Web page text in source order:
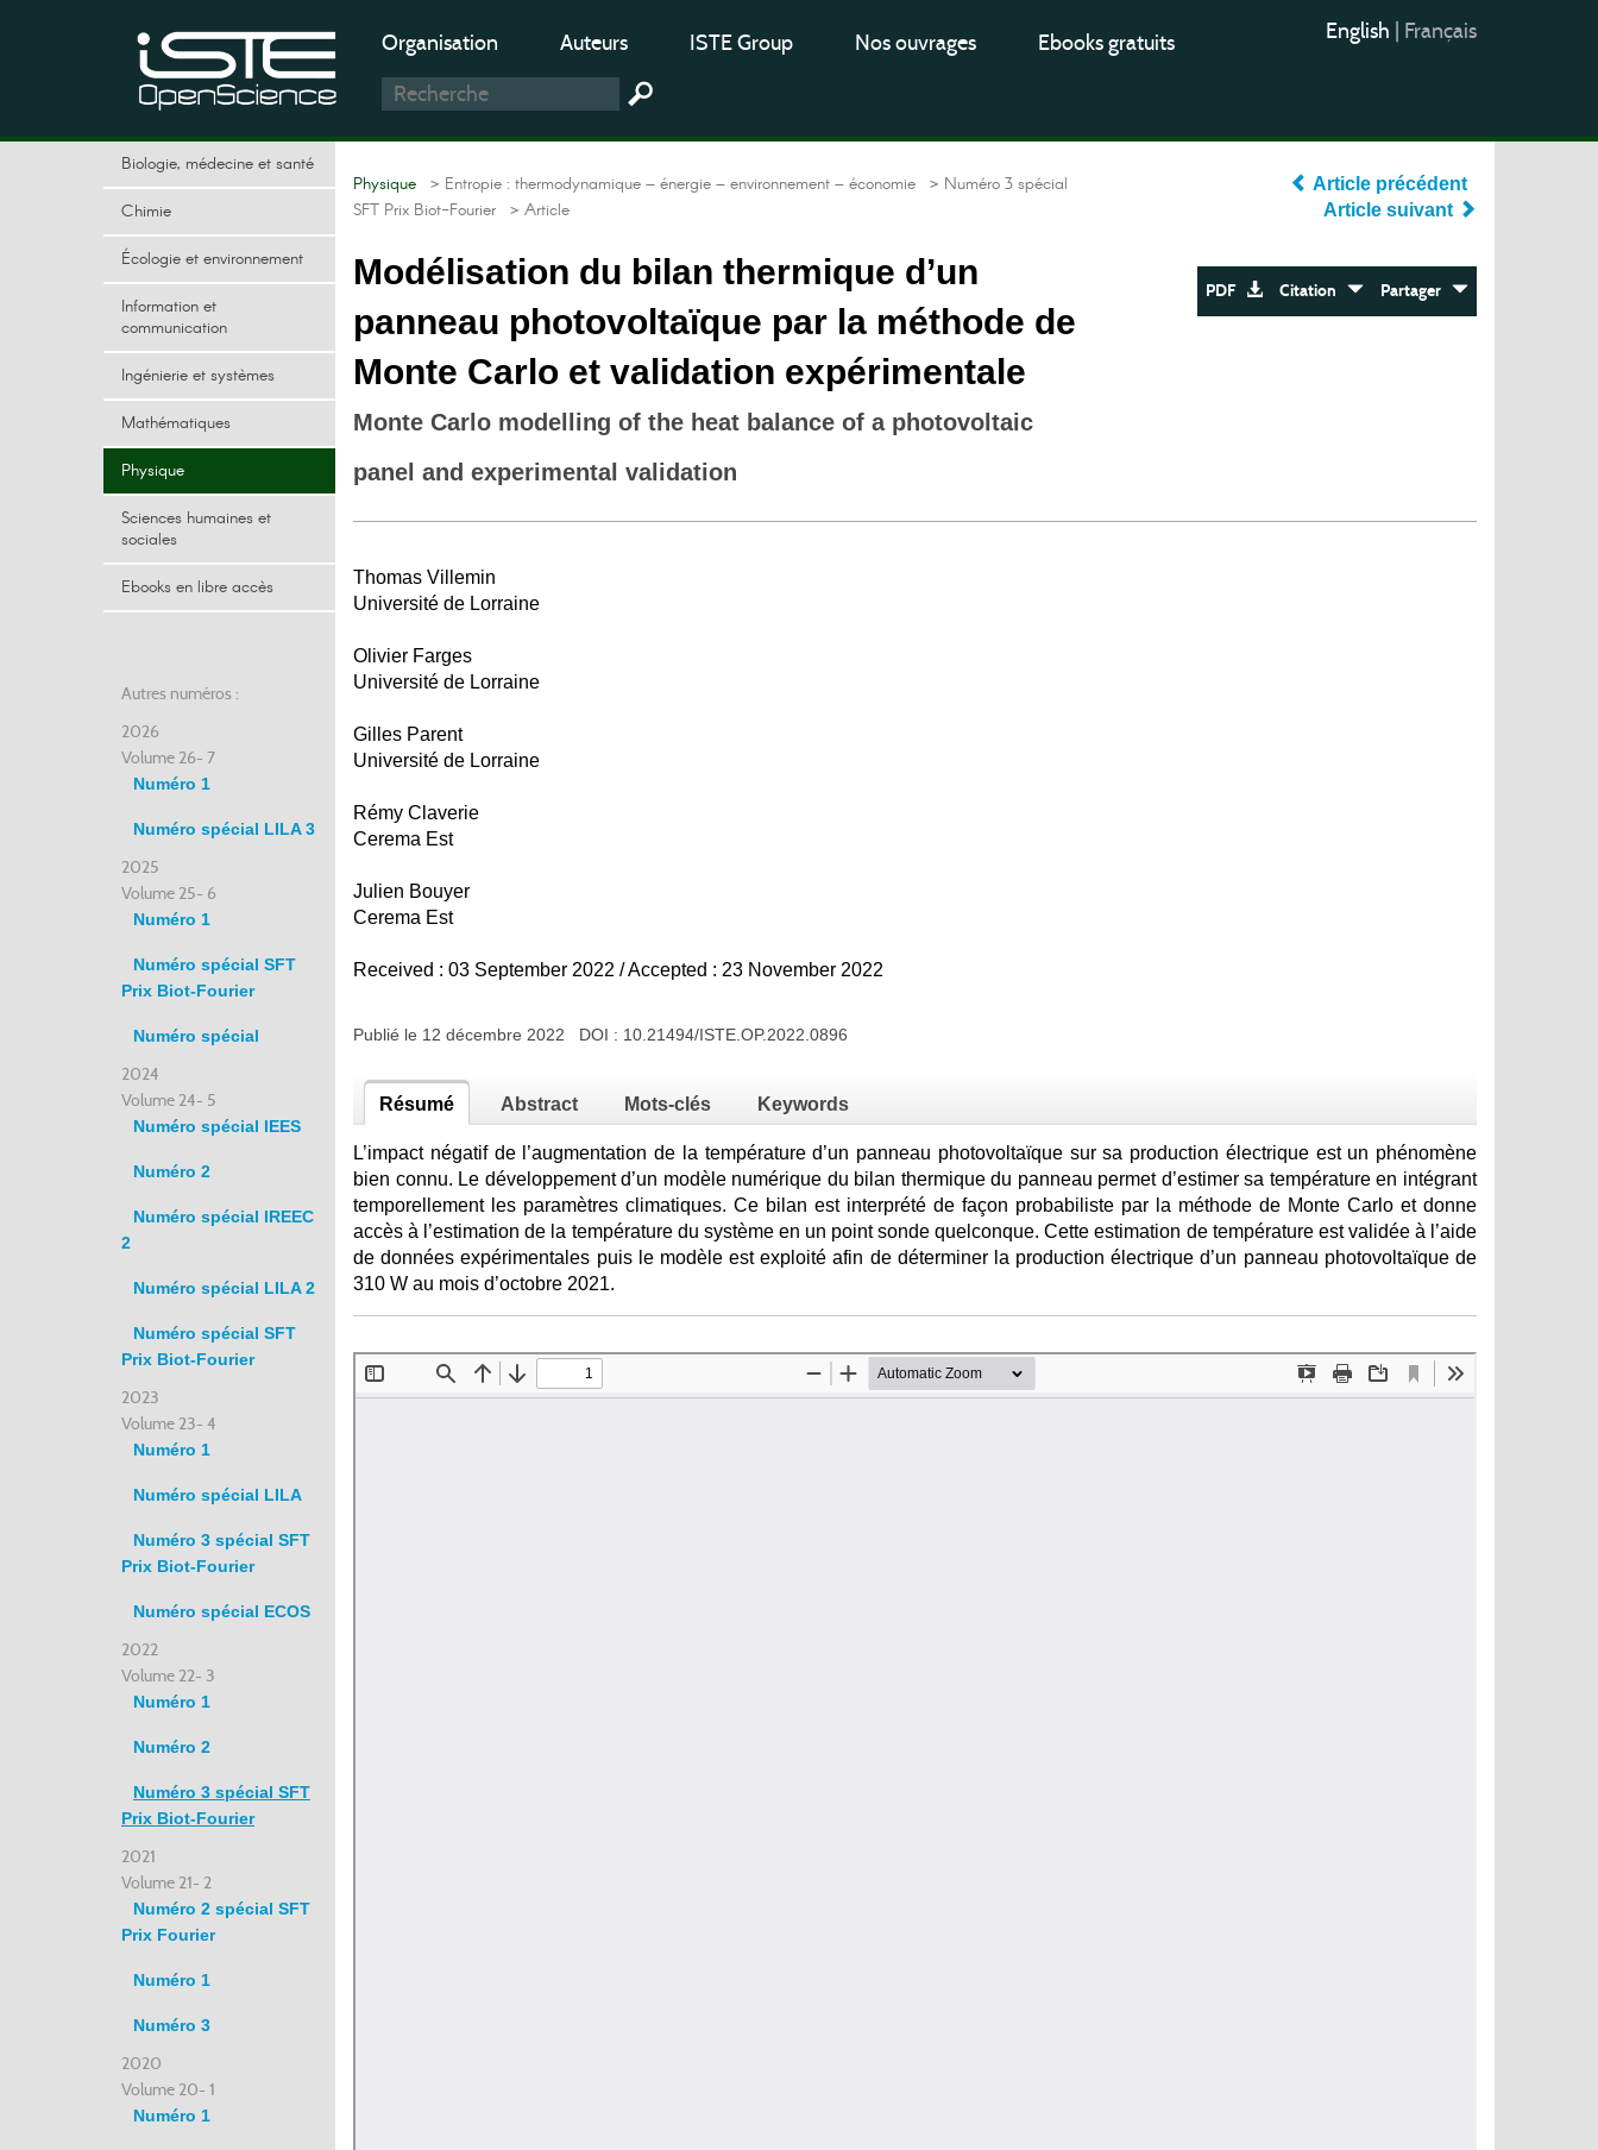
Organisation Auteurs ISTE Group Nos ouvrages Ebooks gratuits English Français
Biologie, médecine et santé
Chimie
Écologie et environnement
Information et
communication
Ingénierie et systèmes
Mathématiques
Physique
Sciences humaines et
sociales
Ebooks en libre accès
Autres numéros :
2026
Volume 26- 7
Numéro 1
Numéro spécial LILA 3
2025
Volume 25- 6
Numéro 1
Numéro spécial SFT
Prix Biot-Fourier
Numéro spécial
2024
Volume 24- 5
Numéro spécial IEES
Numéro 2
Numéro spécial IREEC
2
Numéro spécial LILA 2
Numéro spécial SFT
Prix Biot-Fourier
2023
Volume 23- 4
Numéro 1
Numéro spécial LILA
Numéro 3 spécial SFT
Prix Biot-Fourier
Numéro spécial ECOS
2022
Volume 22- 3
Numéro 1
Numéro 2
Numéro 3 spécial SFT
Prix Biot-Fourier
2021
Volume 21- 2
Numéro 2 spécial SFT
Prix Fourier
Numéro 1
Numéro 3
2020
Volume 20- 1
Numéro 1
Physique > Entropie : thermodynamique – énergie – environnement – économie > Numéro 3 spécial
SFT Prix Biot-Fourier > Article
Modélisation du bilan thermique d’un
panneau photovoltaïque par la méthode de
Monte Carlo et validation expérimentale
Monte Carlo modelling of the heat balance of a photovoltaic
panel and experimental validation
Article précédent
Article suivant
PDF Citation Partager
Thomas Villemin
Université de Lorraine
Olivier Farges
Université de Lorraine
Gilles Parent
Université de Lorraine
Rémy Claverie
Cerema Est
Julien Bouyer
Cerema Est
Received : 03 September 2022 / Accepted : 23 November 2022
Publié le 12 décembre 2022 DOI : 10.21494/ISTE.OP.2022.0896
Résumé Abstract Mots-clés Keywords
L’impact négatif de l’augmentation de la température d’un panneau photovoltaïque sur sa production électrique est un phénomène
bien connu. Le développement d’un modèle numérique du bilan thermique du panneau permet d’estimer sa température en intégrant
temporellement les paramètres climatiques. Ce bilan est interprété de façon probabiliste par la méthode de Monte Carlo et donne
accès à l’estimation de la température du système en un point sonde quelconque. Cette estimation de température est validée à l’aide
de données expérimentales puis le modèle est exploité afin de déterminer la production électrique d’un panneau photovoltaïque de
310 W au mois d’octobre 2021.